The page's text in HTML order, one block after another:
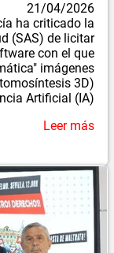
21/04/2026
ha criticado la
(SAS) de licitar
con el que
imágenes
3D)
Artificial (IA).
Leer más